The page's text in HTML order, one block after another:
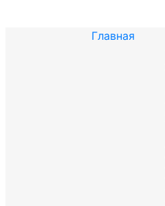
Главная